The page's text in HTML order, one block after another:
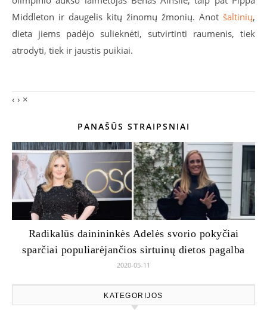
Middleton ir daugelis kitų žinomų žmonių. Anot šaltinių,
dieta jiems padėjo sulieknėti, sutvirtinti raumenis, tiek
atrodyti, tiek ir jaustis puikiai.
‹ › ×
PANAŠŪS STRAIPSNIAI
Radikalūs dainininkės Adelės svorio pokyčiai
sparčiai populiarėjančios sirtuinų dietos pagalba
2020-05-11
KATEGORIJOS